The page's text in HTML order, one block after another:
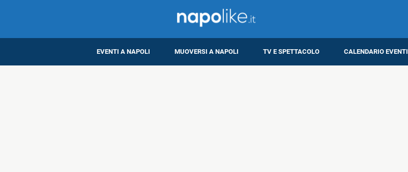
EVENTI A NAPOLI MUOVERSI A NAPOLI TV E SPETTACOLO CALENDARIO EVENTI